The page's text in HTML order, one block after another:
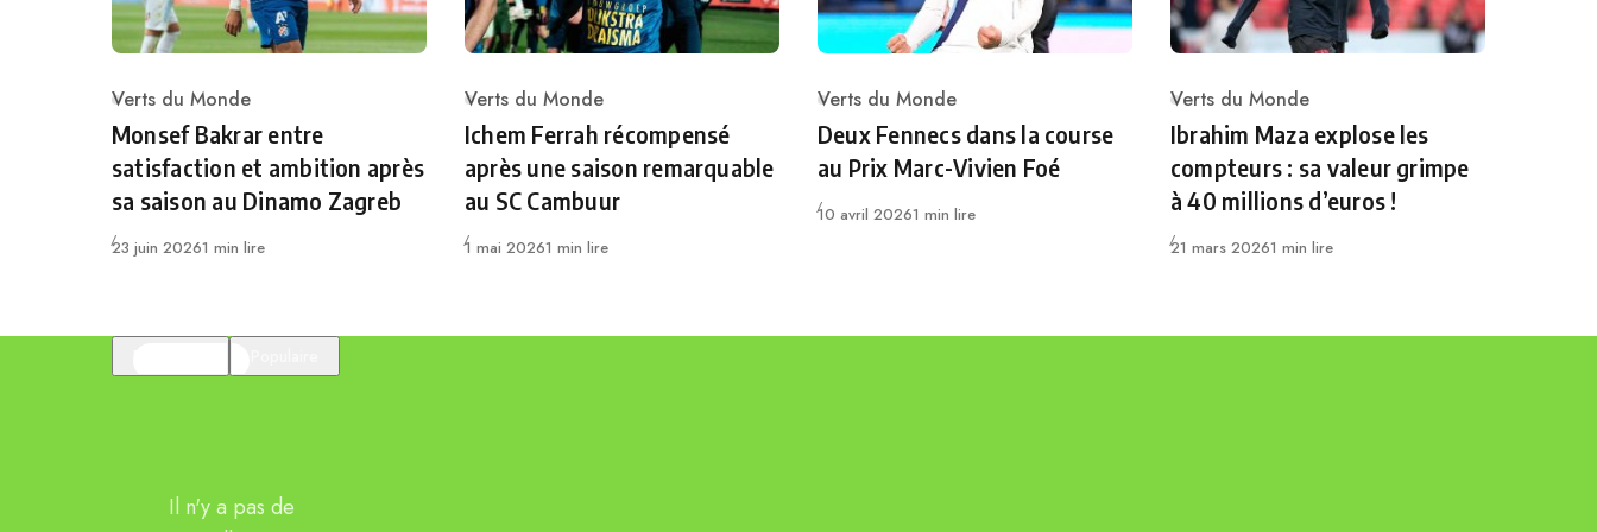
Category
Verts du Monde
Monsef Bakrar entre
satisfaction et ambition après
sa saison au Dinamo Zagreb
Publié
23 juin 20261 min lire
Category
Verts du Monde
Ichem Ferrah récompensé
après une saison remarquable
au SC Cambuur
Publié
1 mai 20261 min lire
Category
Verts du Monde
Deux Fennecs dans la course
au Prix Marc-Vivien Foé
Publié
10 avril 20261 min lire
Category
Verts du Monde
Ibrahim Maza explose les
compteurs : sa valeur grimpe
à 40 millions d’euros !
Publié
21 mars 20261 min lire
Il n'y a pas de